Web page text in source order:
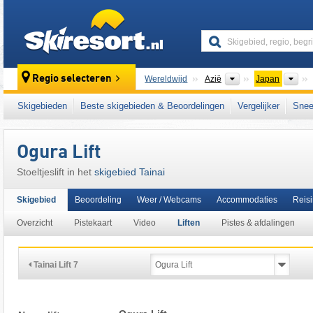
Regio selecteren Wereldwijd Azië Continenten
Japan
Dit skigebied ligt ook in: Oost-Azië
Skigebieden Beste skigebieden & Beoordelingen Vergelijker
Ogura Lift
Stoeltjeslift in het skigebied Tainai
Skigebied
Overzicht Pistekaart Video Liften Pistes & afdalingen
Beoordeling Weer / Webcams Accommodaties
Tainai Lift 7